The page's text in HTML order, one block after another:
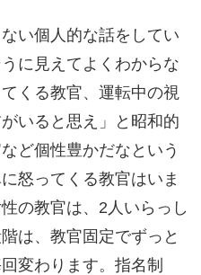
い個人的な話をしてい
に見えてよくわからな
くる教官、運転中の視
いると思え」と昭和的
ど個性豊かだなという
怒ってくる教官はいま
の教官は、2人いらっし
は、教官固定でずっと
変わります。指名制